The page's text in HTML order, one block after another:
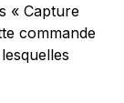
« Capture
commande